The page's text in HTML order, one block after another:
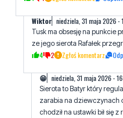
4 2 Zgłoś komentarz
😁 niedziela, 31 maja 2026 -
Sierota to Batyr który
chodził na ustawki bił się z
2 2 Zgłoś komentarz
Adam niedziela, 31 maja